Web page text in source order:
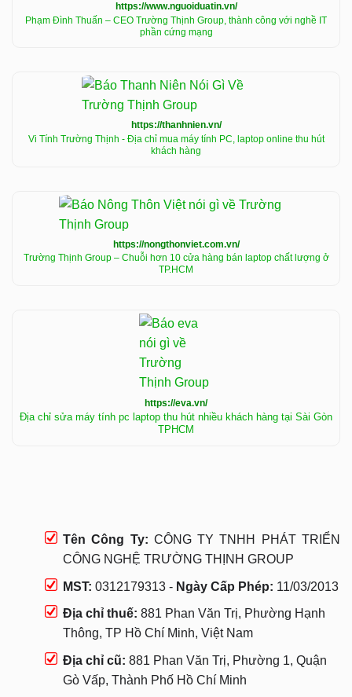
https://www.nguoiduatin.vn/
Phạm Đình Thuấn – CEO Trường Thịnh Group, thành công với nghề IT
phần cứng mạng
https://thanhnien.vn/
Vi Tính Trường Thịnh - Địa chỉ mua máy tính PC, laptop online thu hút
khách hàng
https://nongthonviet.com.vn/
Trường Thịnh Group – Chuỗi hơn 10 cửa hàng bán laptop chất lượng ở
TP.HCM
https://eva.vn/
Địa chỉ sửa máy tính pc laptop thu hút nhiều khách hàng tại Sài Gòn
TPHCM
Tên Công Ty: CÔNG TY TNHH PHÁT TRIỂN
CÔNG NGHỆ TRƯỜNG THỊNH GROUP
MST: 0312179313 - Ngày Cấp Phép: 11/03/2013
Địa chỉ thuế: 881 Phan Văn Trị, Phường Hạnh
Thông, TP Hồ Chí Minh, Việt Nam
Địa chỉ cũ: 881 Phan Văn Trị, Phường 1, Quận
Gò Vấp, Thành Phố Hồ Chí Minh